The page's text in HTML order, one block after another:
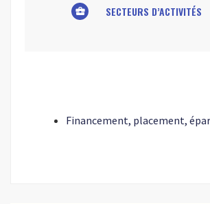
business_center SECTEURS D’ACTIVITÉS
Financement, placement,